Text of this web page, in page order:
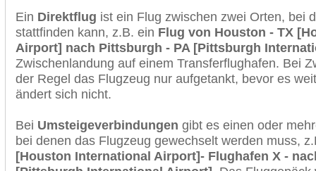
Ein Direktflug ist ein Flug zwischen zwei Orten, bei
stattfinden kann, z.B. ein Flug von Houston - TX
Airport] nach Pittsburgh - PA [Pittsburgh
Zwischenlandung auf einem Transferflughafen. Bei
der Regel das Flugzeug nur aufgetankt, bevor es
ändert sich nicht.
Bei Umsteigeverbindungen gibt es einen oder
bei denen das Flugzeug gewechselt werden muss,
[Houston International Airport]- Flughafen X -